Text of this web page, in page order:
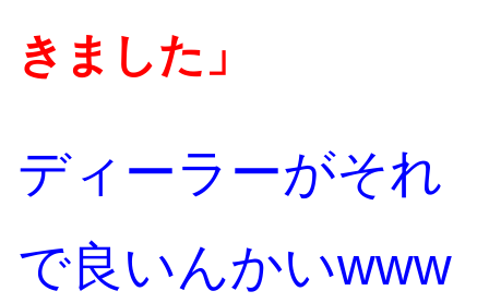
きました」
ディーラーがそれ
で良いんかいwww